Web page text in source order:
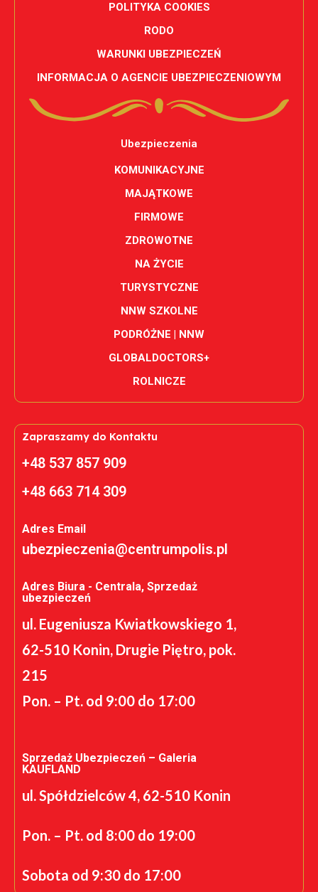
POLITYKA COOKIES
RODO
WARUNKI UBEZPIECZEŃ
INFORMACJA O AGENCIE UBEZPIECZENIOWYM
Ubezpieczenia
KOMUNIKACYJNE
MAJĄTKOWE
FIRMOWE
ZDROWOTNE
NA ŻYCIE
TURYSTYCZNE
NNW SZKOLNE
PODRÓŻNE | NNW
GLOBALDOCTORS+
ROLNICZE
Zapraszamy do Kontaktu
+48 537 857 909
+48 663 714 309
Adres Email
ubezpieczenia@centrumpolis.pl
Adres Biura - Centrala, Sprzedaż
ubezpieczeń
ul. Eugeniusza Kwiatkowskiego 1,
62-510 Konin, Drugie Piętro, pok.
215
Pon. – Pt. od 9:00 do 17:00
Sprzedaż Ubezpieczeń – Galeria
KAUFLAND
ul. Spółdzielców 4, 62-510 Konin
Pon. – Pt. od 8:00 do 19:00
Sobota od 9:30 do 17:00